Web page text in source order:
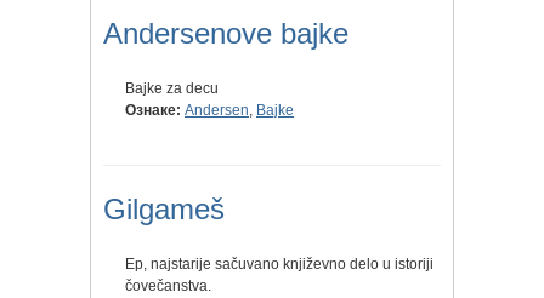
Andersenove bajke
Bajke za decu
Ознаке: Andersen, Bajke
Gilgameš
Ep, najstarije sačuvano književno delo u istoriji
čovečanstva.